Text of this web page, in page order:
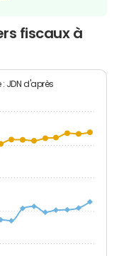
fiscaux à
JDN d'après